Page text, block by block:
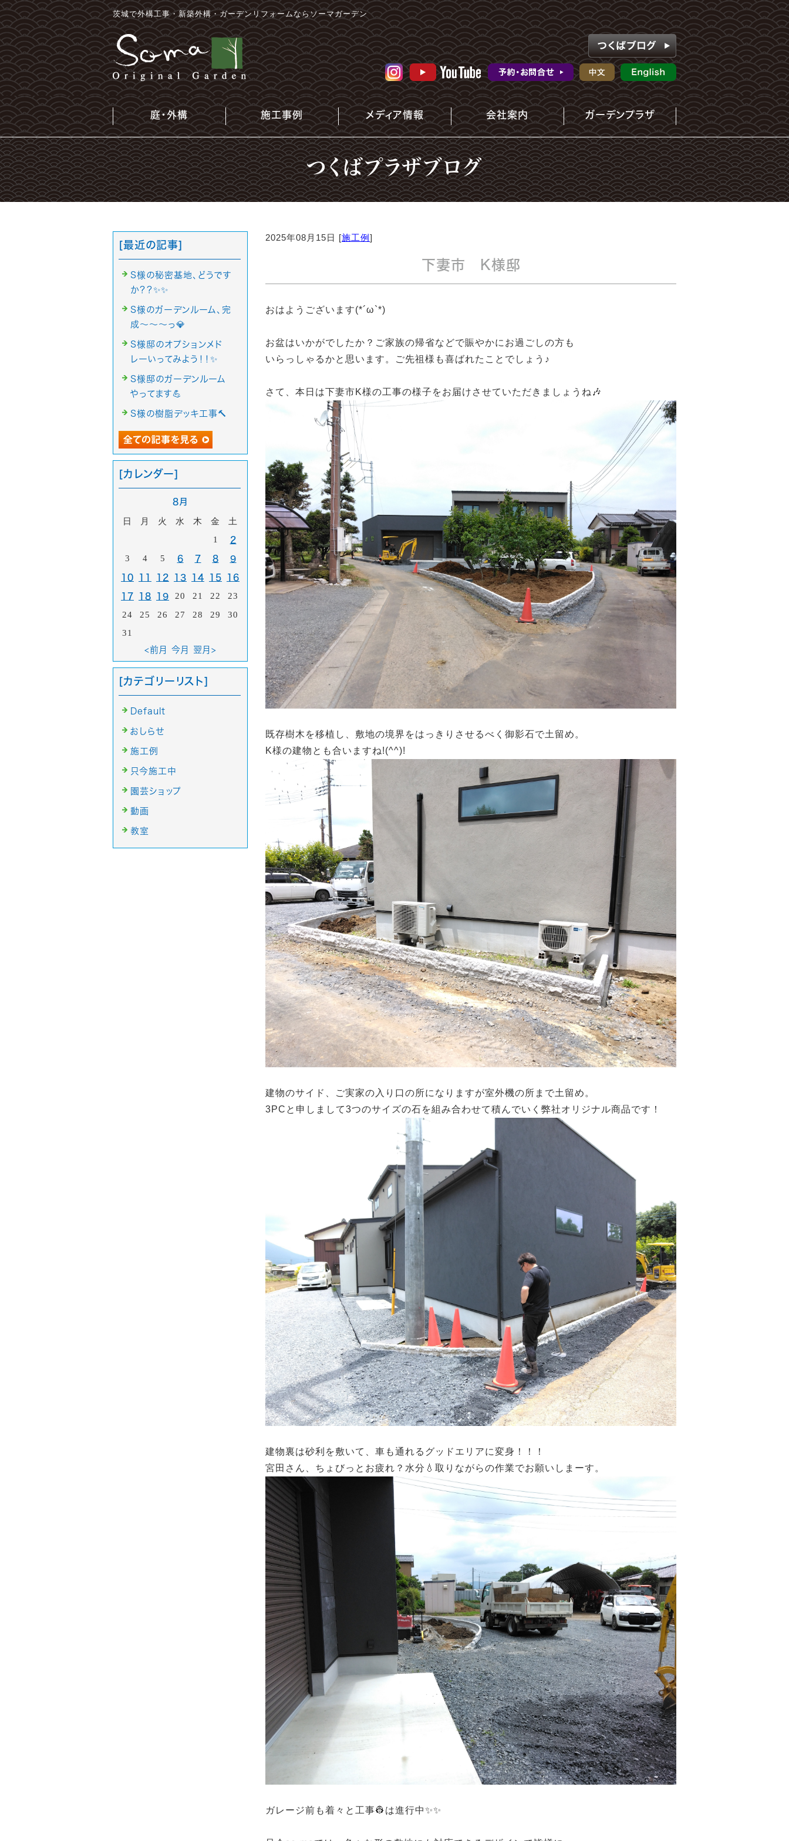
茨城で外構工事・新築外構・ガーデンリフォームならソーマガーデン
庭・外構 施工事例 メディア情報 会社案内 ガーデンプラザ
つくばプラザブログ
2025年08月15日 [施工例]
下妻市 K様邸
おはようございます(*´ω`*)
お盆はいかがでしたか？ご家族の帰省などで賑やかにお過ごしの方も
いらっしゃるかと思います。ご先祖様も喜ばれたことでしょう♪
さて、本日は下妻市K様の工事の様子をお届けさせていただきましょうね🎶
既存樹木を移植し、敷地の境界をはっきりさせるべく御影石で土留め。
K様の建物とも合いますね!(^^)!
建物のサイド、ご実家の入り口の所になりますが室外機の所まで土留め。
3PCと申しまして3つのサイズの石を組み合わせて積んでいく弊社オリジナル商品です！
建物裏は砂利を敷いて、車も通れるグッドエリアに変身！！！
宮田さん、ちょびっとお疲れ？水分💧取りながらの作業でお願いしまーす。
ガレージ前も着々と工事👷は進行中✨✨
[最近の記事]
S様の秘密基地、どうです
か？？✨✨
S様のガーデンルーム、完
成～～～っ💎
S様邸のオプションメド
レーいってみよう！！✨
S様邸のガーデンルーム
やってます💪
S様の樹脂デッキ工事🔨
[カレンダー]
8月
日 月 火 水 木 金
土
1
2
3 4 5 6 7 8 9
10 11 12 13 14 15 16
17 18 19 20 21 22
23
24
25 26 27 28 29
30
31
<前月 今月 翌月>
[カテゴリーリスト]
Default
おしらせ
施工例
只今施工中
園芸ショップ
動画
教室